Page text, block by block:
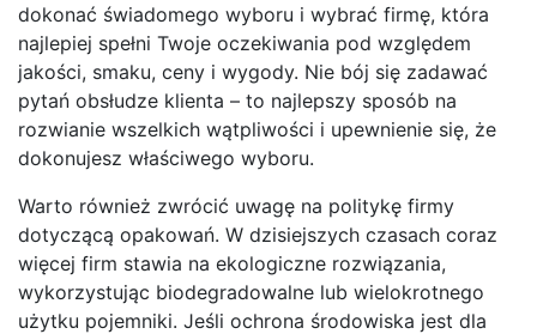
dokonać świadomego wyboru i wybrać firmę, która
najlepiej spełni Twoje oczekiwania pod względem
jakości, smaku, ceny i wygody. Nie bój się zadawać
pytań obsłudze klienta – to najlepszy sposób na
rozwianie wszelkich wątpliwości i upewnienie się, że
dokonujesz właściwego wyboru.
Warto również zwrócić uwagę na politykę firmy
dotyczącą opakowań. W dzisiejszych czasach coraz
więcej firm stawia na ekologiczne rozwiązania,
wykorzystując biodegradowalne lub wielokrotnego
użytku pojemniki. Jeśli ochrona środowiska jest dla